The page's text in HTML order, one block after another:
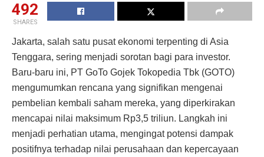
492
SHARES
Jakarta, salah satu pusat ekonomi terpenting di Asia
Tenggara, sering menjadi sorotan bagi para investor.
Baru-baru ini, PT GoTo Gojek Tokopedia Tbk (GOTO)
mengumumkan rencana yang signifikan mengenai
pembelian kembali saham mereka, yang diperkirakan
mencapai nilai maksimum Rp3,5 triliun. Langkah ini
menjadi perhatian utama, mengingat potensi dampak
positifnya terhadap nilai perusahaan dan kepercayaan